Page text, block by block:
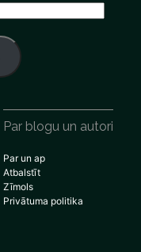
Par blogu un autori
Par un ap
Atbalstīt
Zīmols
Privātuma politika